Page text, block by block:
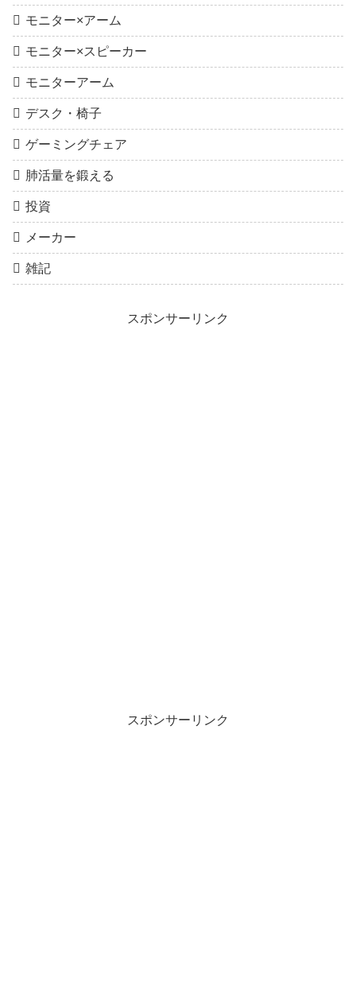
モニター×アーム
モニター×スピーカー
モニターアーム
デスク・椅子
ゲーミングチェア
肺活量を鍛える
投資
メーカー
雑記
スポンサーリンク
スポンサーリンク